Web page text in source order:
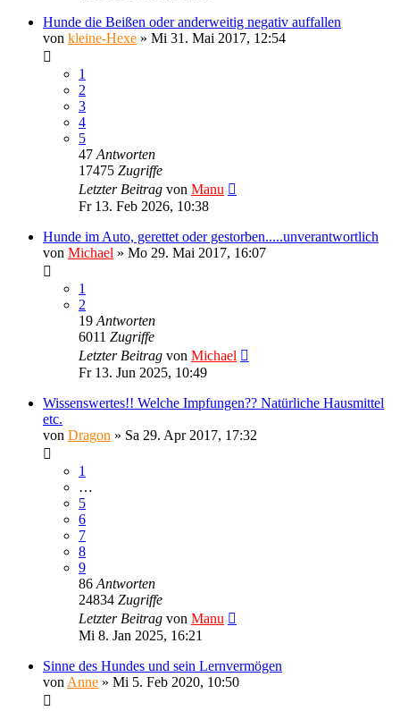
Hunde die Beißen oder anderweitig negativ auffallen
von kleine-Hexe » Mi 31. Mai 2017, 12:54
1
2
3
4
5
47 Antworten
17475 Zugriffe
Letzter Beitrag von Manu
Fr 13. Feb 2026, 10:38
Hunde im Auto, gerettet oder gestorben.....unverantwortlich
von Michael » Mo 29. Mai 2017, 16:07
1
2
19 Antworten
6011 Zugriffe
Letzter Beitrag von Michael
Fr 13. Jun 2025, 10:49
Wissenswertes!! Welche Impfungen?? Natürliche Hausmittel
etc.
von Dragon » Sa 29. Apr 2017, 17:32
1
…
5
6
7
8
9
86 Antworten
24834 Zugriffe
Letzter Beitrag von Manu
Mi 8. Jan 2025, 16:21
Sinne des Hundes und sein Lernvermögen
von Anne » Mi 5. Feb 2020, 10:50